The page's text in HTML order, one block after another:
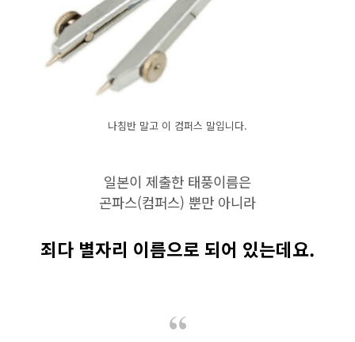
나침반 말고 이 컴퍼스 말입니다.
일본이 제출한 태풍이름은
곤파스(컴퍼스) 뿐만 아니라
죄다 별자리 이름으로 되어 있는데요.